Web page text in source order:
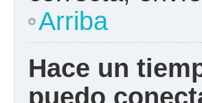
Arriba
Hace un
puedo